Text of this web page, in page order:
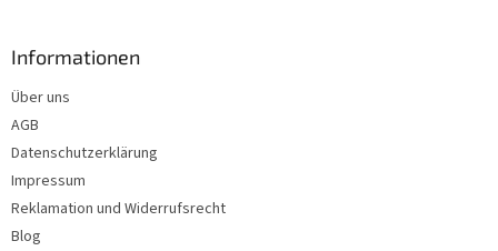
Informationen
Über uns
AGB
Datenschutzerklärung
Impressum
Reklamation und Widerrufsrecht
Blog